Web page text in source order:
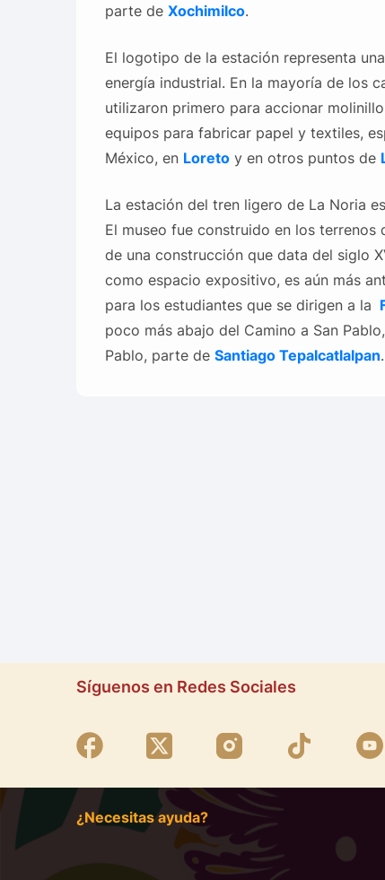
parte de Xochimilco.
El logotipo de la estación representa
energía industrial. En la mayoría de los
utilizaron primero para accionar
equipos para fabricar papel y textiles,
México, en Loretoy en otros puntos de
La estación del tren ligero de La Noria
El museo fue construido en los terrenos
de una construcción que data del siglo
como espacio expositivo, es aún más
para los estudiantes que se dirigen a la
poco más abajo del Camino a San
Pablo, parte de Santiago Tepalcatlalpan.
Síguenos en Redes Sociales
¿Necesitas ayuda?